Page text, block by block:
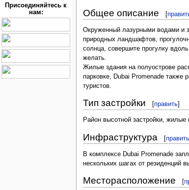
Общее описание [
Окруженный лазурными водами и
природных ландшафтов,
солнца, совершите прогулку
желать.
Жилые здания на полуострове
парковке, Dubai Promenade также
туристов.
Тип застройки [править]
Район высотной застройки,
Инфраструктура [править
В комплексе Dubai Promenade
нескольких шагах от резиденций
Месторасположение [
Присоединяйтесь к
нам: